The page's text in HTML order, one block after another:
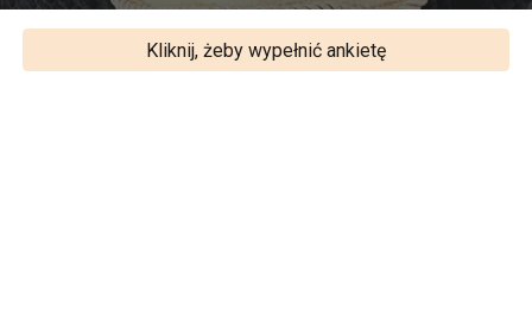
Kliknij, żeby wypełnić ankietę